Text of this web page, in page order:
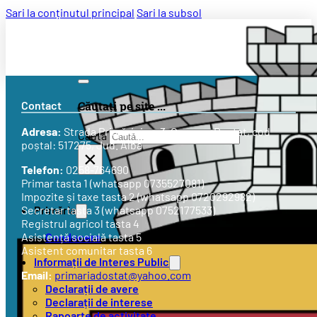
Sari la conținutul principal Sari la subsol
Căutați pe site ...
Caută
×
Primăria
Conducere
Informații de Interes Public
Declarații de avere
Declarații de interese
Contact
Adresa: StradaPrimăriei nr. 3, Comuna Doștat, cod
poștal: 517275, Jud. Alba
Telefon: 0258-764690
Primar tasta 1 (whatsapp 0735527081)
Impozite și taxe tasta 2 (whatsapp 0720292982)
Secretar tasta 3 (whatsapp 0752177533)
Registrul agricol tasta 4
Asistență socială tasta 5
Asistent comunitar tasta 6
Email: primariadostat@yahoo.com